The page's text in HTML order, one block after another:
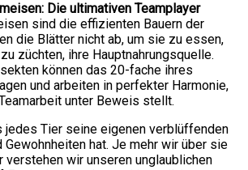
Die ultimativen Teamplayer
sind die effizienten Bauern der
die Blätter nicht ab, um sie zu essen,
züchten, ihre Hauptnahrungsquelle.
können das 20-fache ihres
und arbeiten in perfekter Harmonie,
unter Beweis stellt.
jedes Tier seine eigenen verblüffenden
Gewohnheiten hat. Je mehr wir über sie
verstehen wir unseren unglaublichen